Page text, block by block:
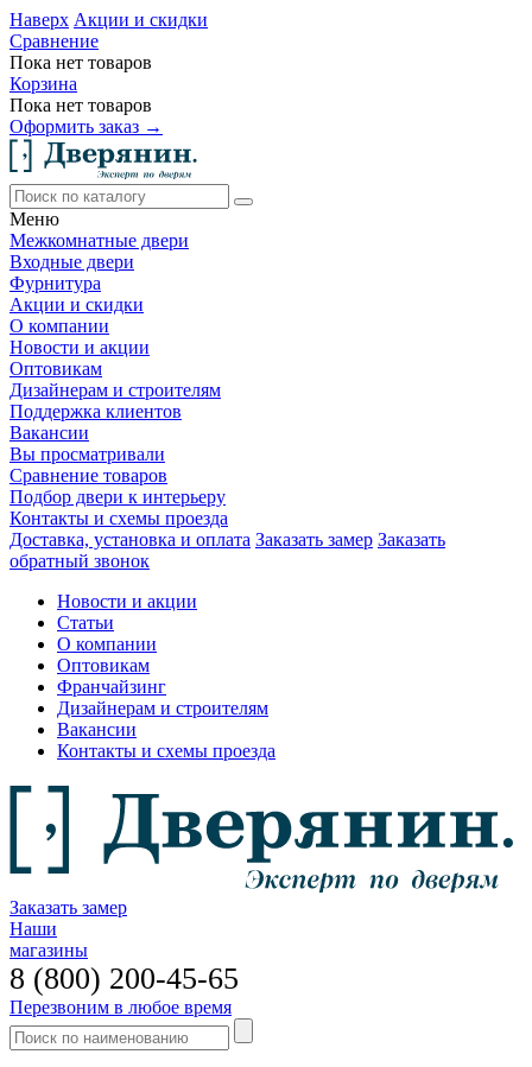
Наверх Акции и скидки
Сравнение
Пока нет товаров
Корзина
Пока нет товаров
Оформить заказ →
Меню
Межкомнатные двери
Входные двери
Фурнитура
Акции и скидки
О компании
Новости и акции
Оптовикам
Дизайнерам и строителям
Поддержка клиентов
Вакансии
Вы просматривали
Сравнение товаров
Подбор двери к интерьеру
Контакты и схемы проезда
Доставка, установка и оплата Заказать замер Заказать
обратный звонок
Новости и акции
Статьи
О компании
Оптовикам
Франчайзинг
Дизайнерам и строителям
Вакансии
Контакты и схемы проезда
Заказать замер
Наши
магазины
8 (800) 200-45-65
Перезвоним в любое время